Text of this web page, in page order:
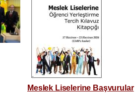
Meslek Liselerine Başvurular